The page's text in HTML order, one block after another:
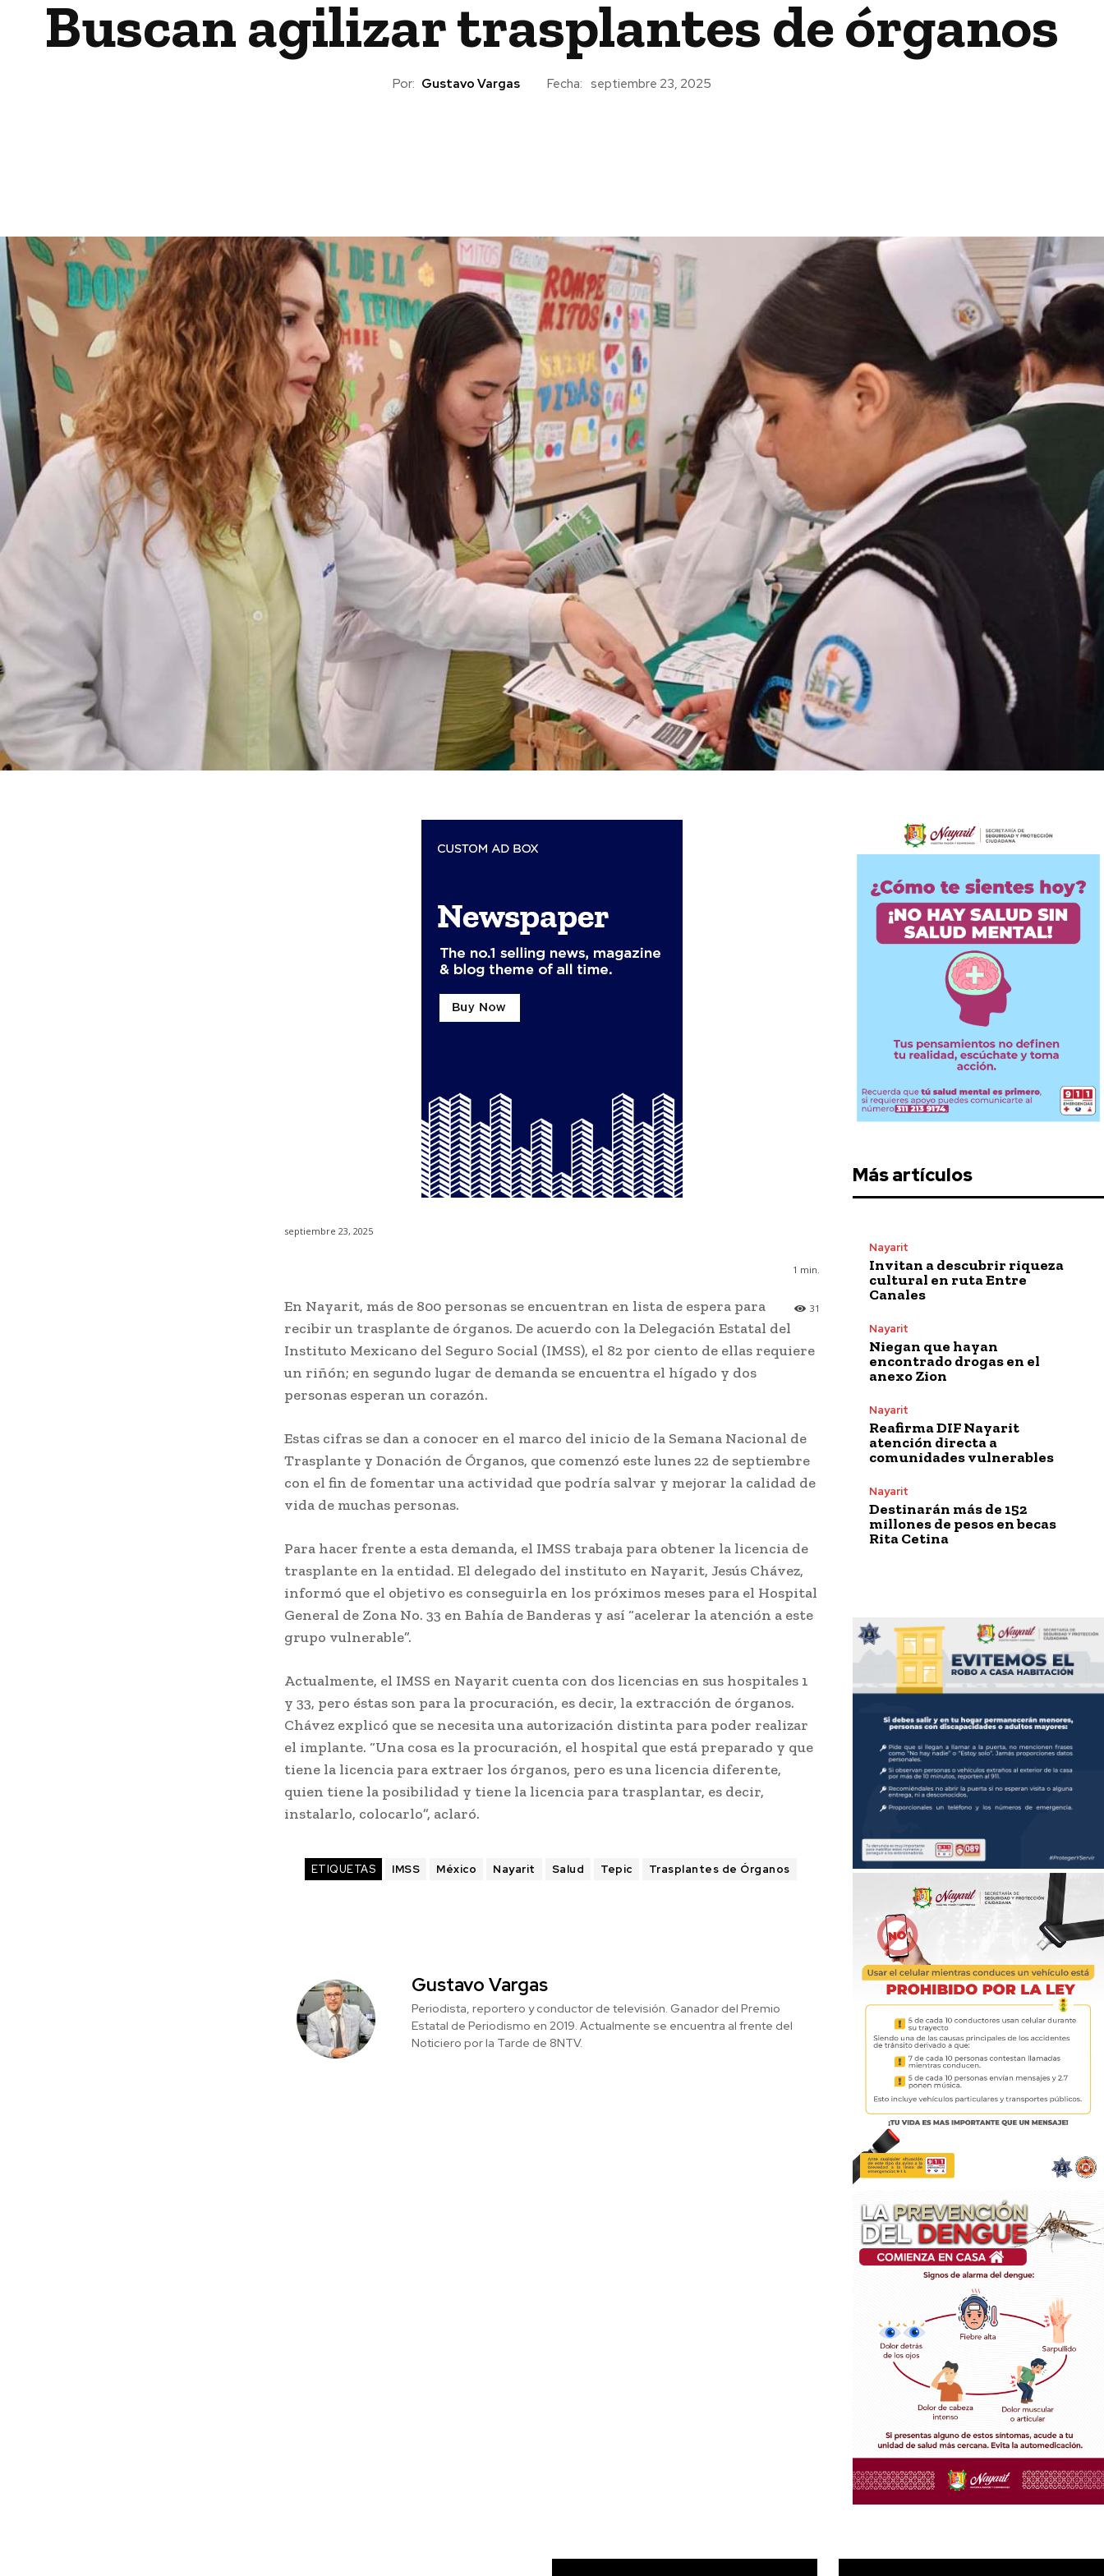
Buscan agilizar trasplantes de órganos
Por: Gustavo Vargas Fecha: septiembre 23, 2025
septiembre 23, 2025
1 min.
31
En Nayarit, más de 800 personas se encuentran en lista de espera para
recibir un trasplante de órganos. De acuerdo con la Delegación Estatal del
Instituto Mexicano del Seguro Social (IMSS), el 82 por ciento de ellas requiere
un riñón; en segundo lugar de demanda se encuentra el hígado y dos
personas esperan un corazón.
Estas cifras se dan a conocer en el marco del inicio de la Semana Nacional de
Trasplante y Donación de Órganos, que comenzó este lunes 22 de septiembre
con el fin de fomentar una actividad que podría salvar y mejorar la calidad de
vida de muchas personas.
Para hacer frente a esta demanda, el IMSS trabaja para obtener la licencia de
trasplante en la entidad. El delegado del instituto en Nayarit, Jesús Chávez,
informó que el objetivo es conseguirla en los próximos meses para el Hospital
General de Zona No. 33 en Bahía de Banderas y así “acelerar la atención a este
grupo vulnerable”.
Actualmente, el IMSS en Nayarit cuenta con dos licencias en sus hospitales 1
y 33, pero éstas son para la procuración, es decir, la extracción de órganos.
Chávez explicó que se necesita una autorización distinta para poder realizar
el implante. “Una cosa es la procuración, el hospital que está preparado y que
tiene la licencia para extraer los órganos, pero es una licencia diferente,
quien tiene la posibilidad y tiene la licencia para trasplantar, es decir,
instalarlo, colocarlo”, aclaró.
ETIQUETAS IMSS México Nayarit Salud Tepic Trasplantes de Órganos
Gustavo Vargas
Periodista, reportero y conductor de televisión. Ganador del Premio
Estatal de Periodismo en 2019. Actualmente se encuentra al frente del
Noticiero por la Tarde de 8NTV.
Más artículos
Nayarit
Invitan a descubrir riqueza
cultural en ruta Entre
Canales
Nayarit
Niegan que hayan
encontrado drogas en el
anexo Zion
Nayarit
Reafirma DIF Nayarit
atención directa a
comunidades vulnerables
Nayarit
Destinarán más de 152
millones de pesos en becas
Rita Cetina